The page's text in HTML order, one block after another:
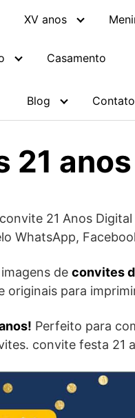
XV anos
Casamento
Blog Contato
21 anos
21 Anos
WhatsApp,
de convites
originais para
Perfeito para
convite festa 21